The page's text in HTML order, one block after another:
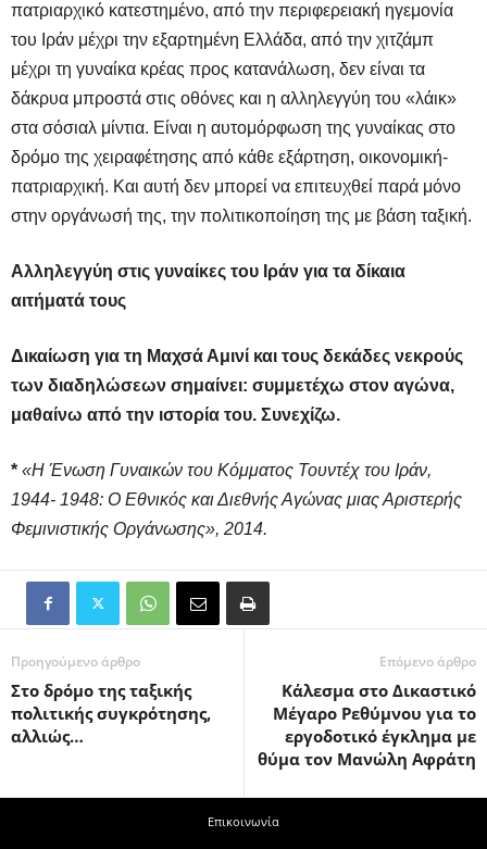
πατριαρχικό κατεστημένο, από την περιφερειακή ηγεμονία
του Ιράν μέχρι την εξαρτημένη Ελλάδα, από την χιτζάμπ
μέχρι τη γυναίκα κρέας προς κατανάλωση, δεν είναι τα
δάκρυα μπροστά στις οθόνες και η αλληλεγγύη του «λάικ»
στα σόσιαλ μίντια. Είναι η αυτομόρφωση της γυναίκας στο
δρόμο της χειραφέτησης από κάθε εξάρτηση, οικονομική-
πατριαρχική. Και αυτή δεν μπορεί να επιτευχθεί παρά μόνο
στην οργάνωσή της, την πολιτικοποίηση της με βάση ταξική.
Αλληλεγγύη στις γυναίκες του Ιράν για τα δίκαια
αιτήματά τους
Δικαίωση για τη Μαχσά Αμινί και τους δεκάδες νεκρούς
των διαδηλώσεων σημαίνει: συμμετέχω στον αγώνα,
μαθαίνω από την ιστορία του. Συνεχίζω.
* «Η Ένωση Γυναικών του Κόμματος Τουντέχ του Ιράν,
1944- 1948: Ο Εθνικός και Διεθνής Αγώνας μιας Αριστερής
Φεμινιστικής Οργάνωσης», 2014.
Προηγούμενο άρθρο
Στο δρόμο της ταξικής
πολιτικής συγκρότησης,
αλλιώς…
Επόμενο άρθρο
Κάλεσμα στο Δικαστικό
Μέγαρο Ρεθύμνου για το
εργοδοτικό έγκλημα με
θύμα τον Μανώλη Αφράτη
Επικοινωνία